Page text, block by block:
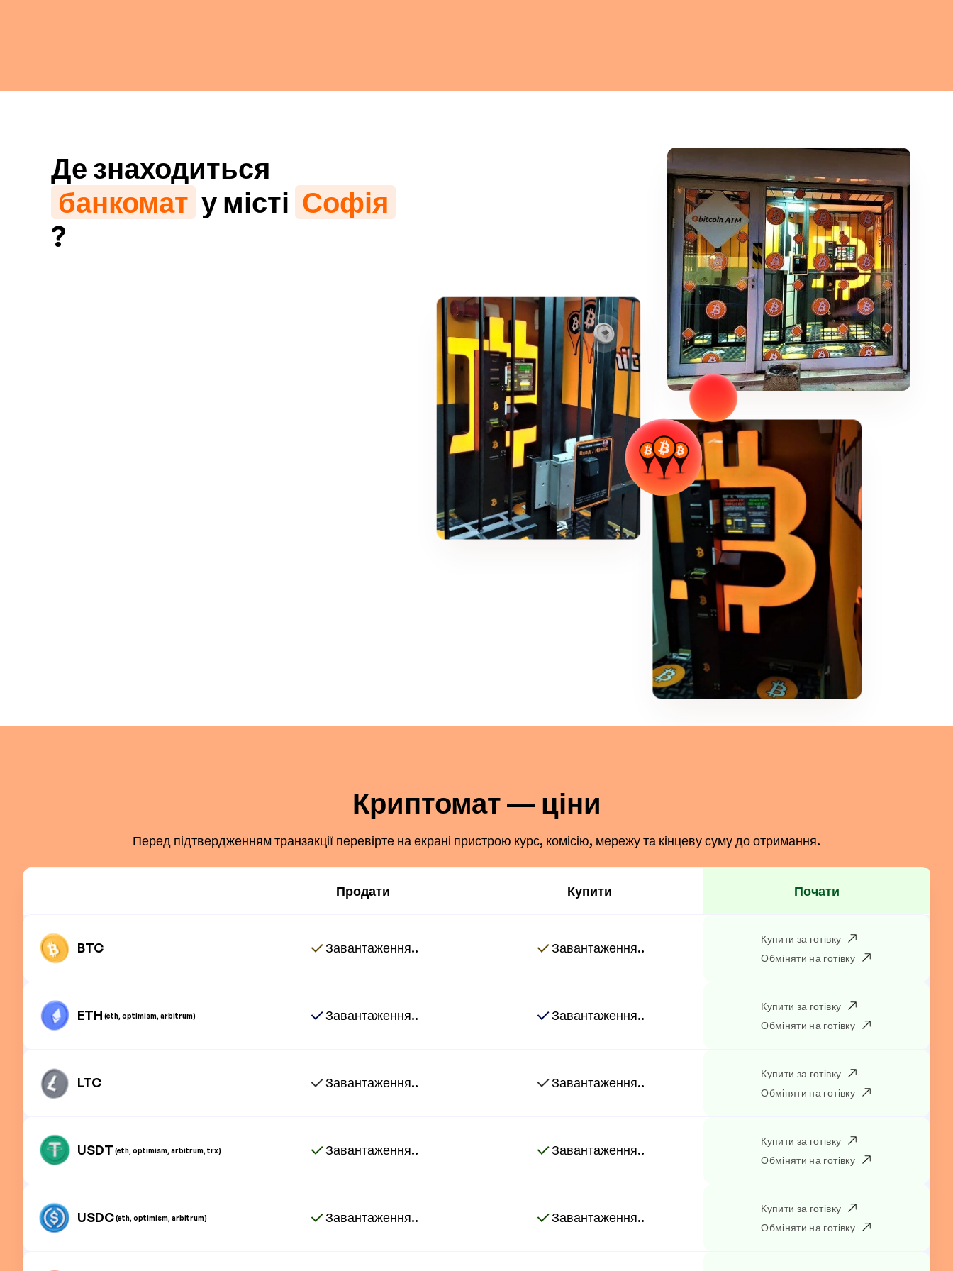
Де знаходиться
банкомат у місті Софія
?
Криптомат — ціни
Перед підтвердженням транзакції перевірте на екрані пристрою курс, комісію, мережу та кінцеву суму до отримання.
Продати Купити Почати
BTC Завантаження.. Завантаження..
Купити за готівку
Обміняти на готівку
ETH (eth, optimism, arbitrum) Завантаження.. Завантаження..
Купити за готівку
Обміняти на готівку
LTC Завантаження.. Завантаження..
Купити за готівку
Обміняти на готівку
USDT (eth, optimism, arbitrum, trx) Завантаження.. Завантаження..
Купити за готівку
Обміняти на готівку
USDC(eth, optimism, arbitrum) Завантаження.. Завантаження..
Купити за готівку
Обміняти на готівку